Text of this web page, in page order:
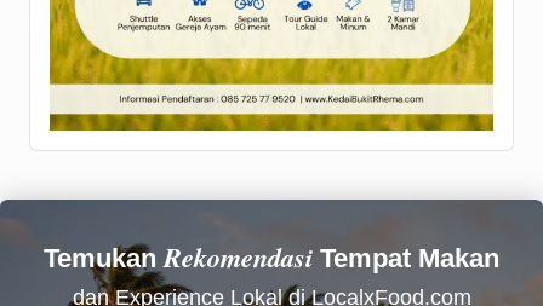
TemukanRekomendasi Tempat Makan
dan Experience Lokal di LocalxFood.com